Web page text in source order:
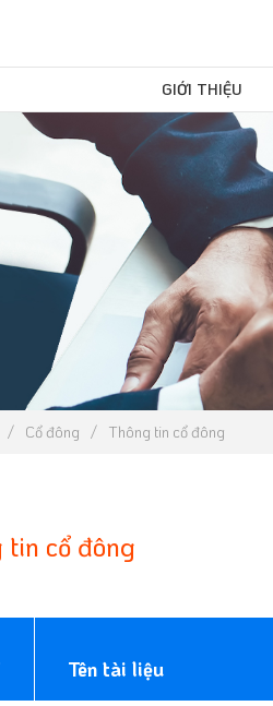
GIỚI THIỆU
Cổ đông Thông tin cổ đông
tin cổ đông
Tên tài liệu